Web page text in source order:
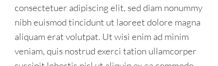
consectetuer adipiscing elit, sed diam nonummy
nibh euismod tincidunt ut laoreet dolore magna
aliquam erat volutpat. Ut wisi enim ad minim
veniam, quis nostrud exerci tation ullamcorper